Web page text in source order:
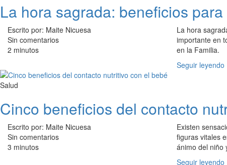
La hora sagrada: beneficios
Escrito por: Maite Nicuesa
Sin comentarios
2 minutos
La hora
importante en
en la Familia.
Seguir leyendo
Salud
Cinco beneficios del contacto
Escrito por: Maite Nicuesa
Sin comentarios
3 minutos
Existen
figuras vitales
ánimo del niño
Seguir leyendo